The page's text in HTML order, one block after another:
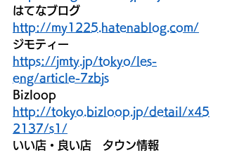
はてなブログ
http://my1225.hatenablog.com/
ジモティー
https://jmty.jp/tokyo/les-
eng/article-7zbjs
Bizloop
http://tokyo.bizloop.jp/detail/x45
2137/s1/
いい店・良い店　タウン情報